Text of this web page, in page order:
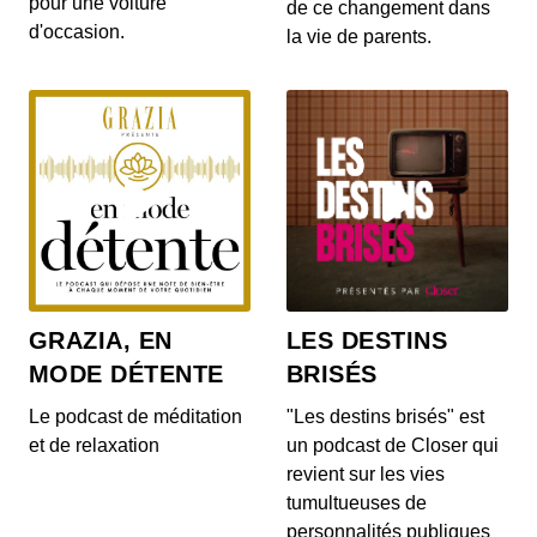
Le Range Rover et le Range Rover Sport s’offrent
quelques nouveautés ! On en parle dans...
S12E140: L'actu auto du 17 juillet 2020
00:04:05 - IL Y A 6 ANS
Au menu de ce vendredi 17 juillet : la découverte
du Cupra Formentor, la présentation de...
S12E139: L'actu auto du 16 juillet 2020
00:03:46 - IL Y A 6 ANS
Au menu du JT du jour : la Mercedes-AMG GT
Black Series, la Porsche 911 Turbo et le Ford...
d'occasion.
de ce changement dans
la vie de parents.
GRAZIA, EN
MODE DÉTENTE
Le podcast de méditation
et de relaxation
LES DESTINS
BRISÉS
"Les destins brisés" est
un podcast de Closer qui
revient sur les vies
tumultueuses de
personnalités publiques